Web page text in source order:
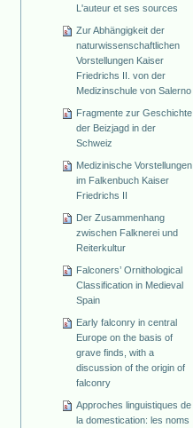
L'auteur et ses sources
Zur Abhängigkeit der
naturwissenschaftlichen
Vorstellungen Kaiser
Friedrichs II. von der
Medizinschule von Salerno
Fragmente zur Geschichte
der Beizjagd in der
Schweiz
Medizinische Vorstellungen
im Falkenbuch Kaiser
Friedrichs II
Der Zusammenhang
zwischen Falknerei und
Reiterkultur
Falconers’ Ornithological
Classification in Medieval
Spain
Early falconry in central
Europe on the basis of
grave finds, with a
discussion of the origin of
falconry
Approches linguistiques de
la domestication: les noms